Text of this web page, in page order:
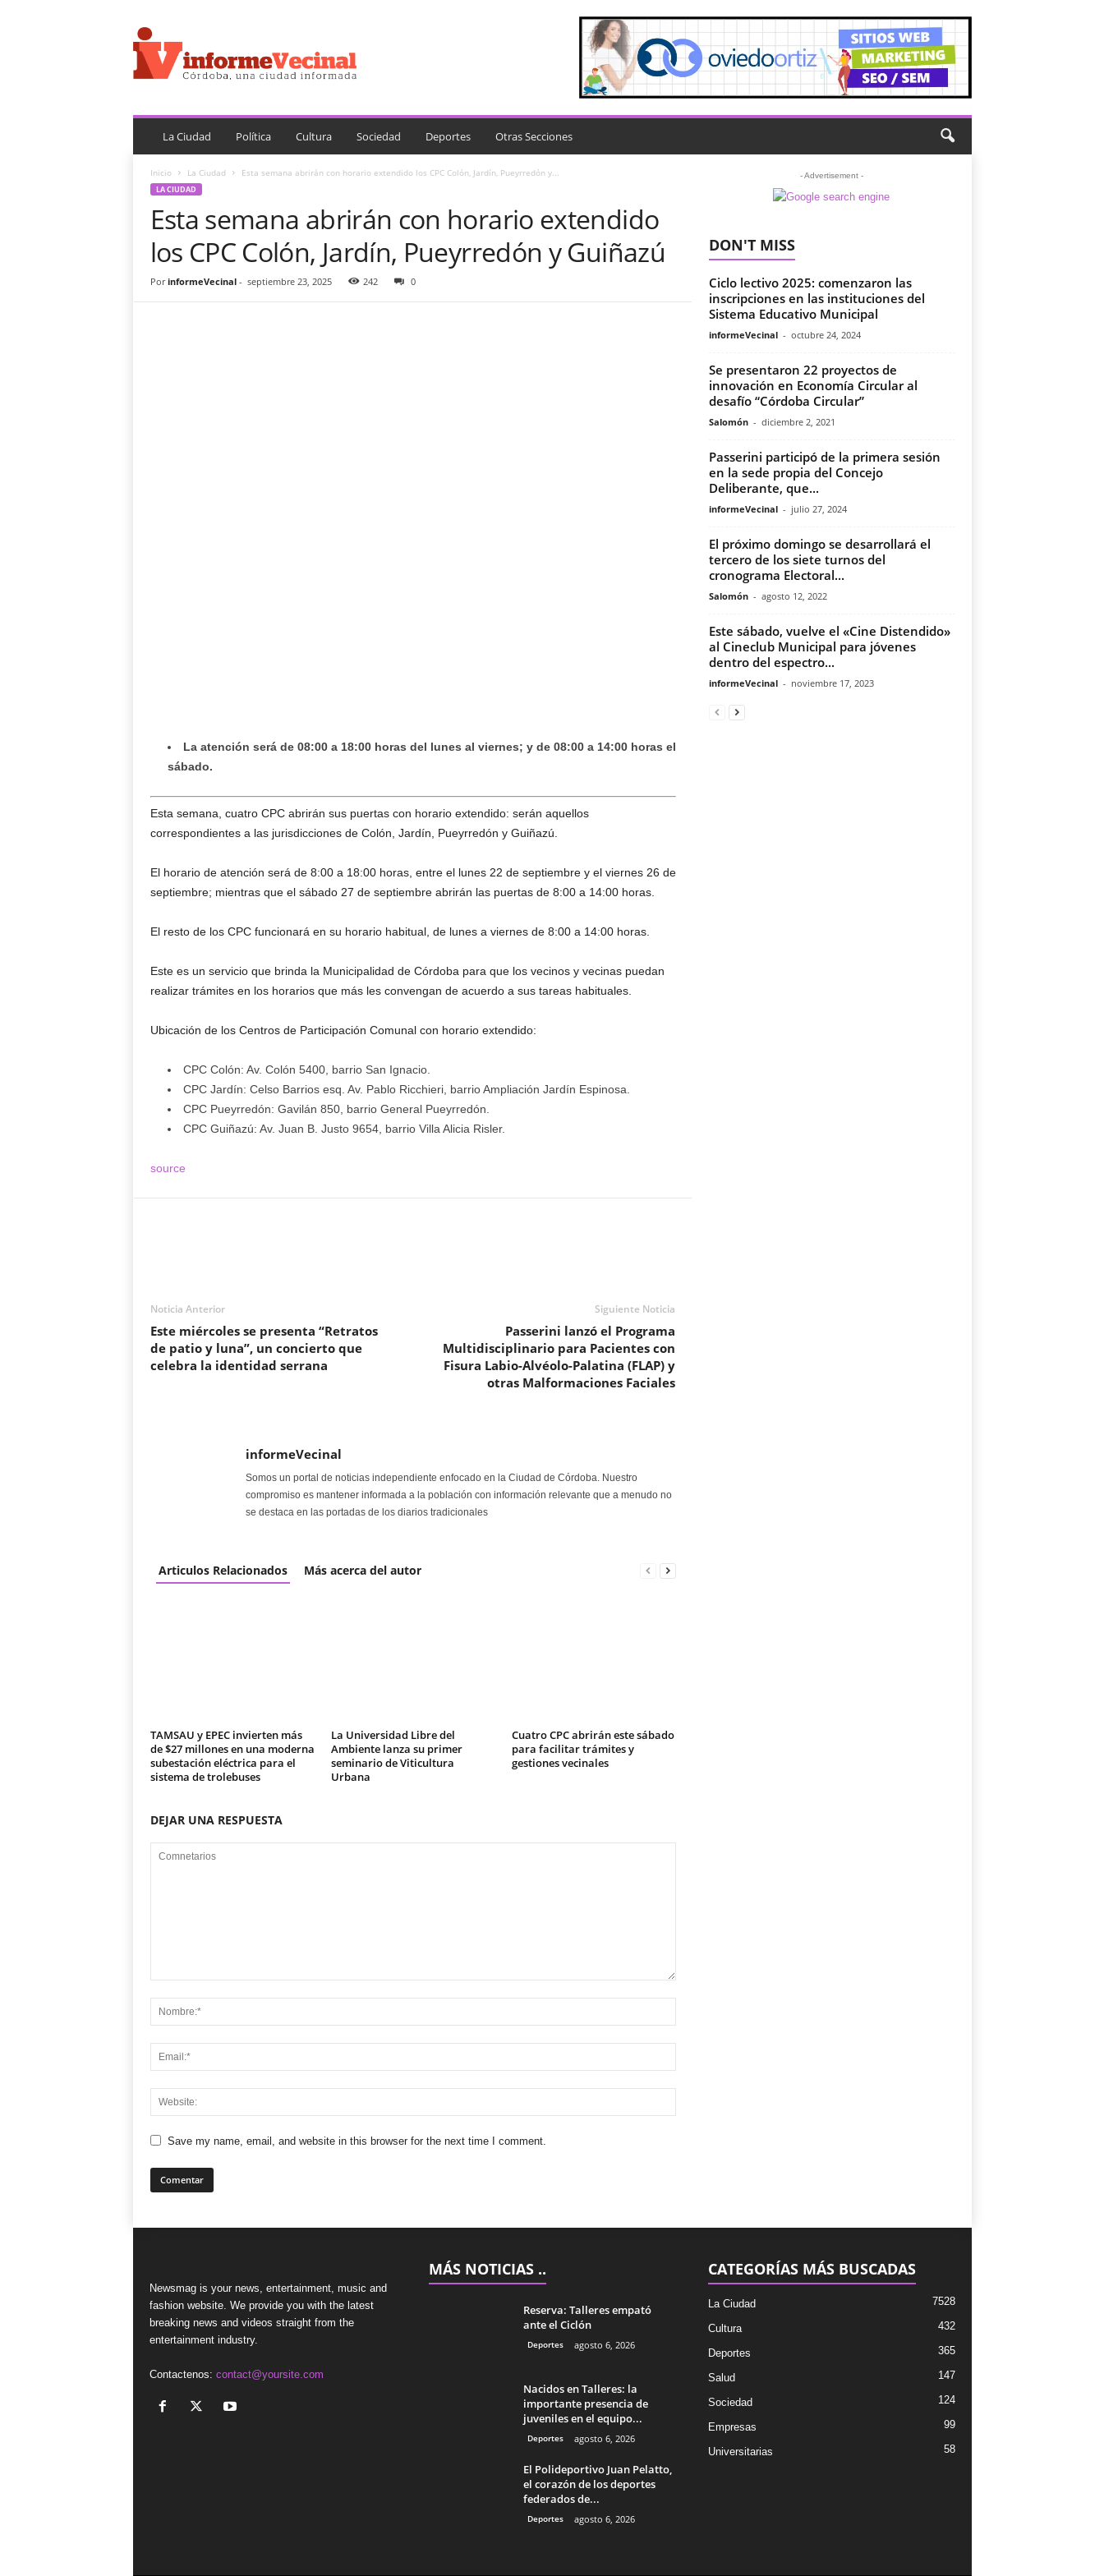
n
f
o
e
e
La Ciudad Política Cultura Sociedad Deportes Otras Secciones
Inicio La Ciudad Esta semana abrirán con horario extendido los CPC Colón, Jardín, Pueyrredón y...
LA CIUDAD
Esta semana abrirán con horario extendido
los CPC Colón, Jardín, Pueyrredón y Guiñazú
Por informeVecinal- septiembre 23, 2025 242 0
La atención será de 08:00 a 18:00 horas del lunes al viernes; y de 08:00 a 14:00 horas el
sábado.
Esta semana, cuatro CPC abrirán sus puertas con horario extendido: serán aquellos
correspondientes a las jurisdicciones de Colón, Jardín, Pueyrredón y Guiñazú.
El horario de atención será de 8:00 a 18:00 horas, entre el lunes 22 de septiembre y el viernes 26 de
septiembre; mientras que el sábado 27 de septiembre abrirán las puertas de 8:00 a 14:00 horas.
El resto de los CPC funcionará en su horario habitual, de lunes a viernes de 8:00 a 14:00 horas.
Este es un servicio que brinda la Municipalidad de Córdoba para que los vecinos y vecinas puedan
realizar trámites en los horarios que más les convengan de acuerdo a sus tareas habituales.
Ubicación de los Centros de Participación Comunal con horario extendido:
CPC Colón: Av. Colón 5400, barrio San Ignacio.
CPC Jardín: Celso Barrios esq. Av. Pablo Ricchieri, barrio Ampliación Jardín Espinosa.
CPC Pueyrredón: Gavilán 850, barrio General Pueyrredón.
CPC Guiñazú: Av. Juan B. Justo 9654, barrio Villa Alicia Risler.
source
Noticia Anterior
Este miércoles se presenta “Retratos
de patio y luna”, un concierto que
celebra la identidad serrana
Siguiente Noticia
Passerini lanzó el Programa
Multidisciplinario para Pacientes con
Fisura Labio-Alvéolo-Palatina (FLAP) y
otras Malformaciones Faciales
informeVecinal
Somos un portal de noticias independiente enfocado en la Ciudad de Córdoba. Nuestro
compromiso es mantener informada a la población con información relevante que a menudo no
se destaca en las portadas de los diarios tradicionales
Articulos Relacionados Más acerca del autor
TAMSAU y EPEC invierten más
de $27 millones en una moderna
subestación eléctrica para el
sistema de trolebuses
La Universidad Libre del
Ambiente lanza su primer
seminario de Viticultura
Urbana
Cuatro CPC abrirán este sábado
para facilitar trámites y
gestiones vecinales
DEJAR UNA RESPUESTA
Save my name, email, and website in this browser for the next time I comment.
- Advertisement -
DON'T MISS
Ciclo lectivo 2025: comenzaron las
inscripciones en las instituciones del
Sistema Educativo Municipal
informeVecinal - octubre 24, 2024
Se presentaron 22 proyectos de
innovación en Economía Circular al
desafío “Córdoba Circular”
Salomón - diciembre 2, 2021
Passerini participó de la primera sesión
en la sede propia del Concejo
Deliberante, que...
informeVecinal - julio 27, 2024
El próximo domingo se desarrollará el
tercero de los siete turnos del
cronograma Electoral...
Salomón - agosto 12, 2022
Este sábado, vuelve el «Cine Distendido»
al Cineclub Municipal para jóvenes
dentro del espectro...
informeVecinal - noviembre 17, 2023
Newsmag is your news, entertainment, music and
fashion website. We provide you with the latest
breaking news and videos straight from the
entertainment industry.
Contactenos: contact@yoursite.com
MÁS NOTICIAS ..
Reserva: Talleres empató
ante el Ciclón
Deportes agosto 6, 2026
Nacidos en Talleres: la
importante presencia de
juveniles en el equipo...
Deportes agosto 6, 2026
El Polideportivo Juan Pelatto,
el corazón de los deportes
federados de...
Deportes agosto 6, 2026
CATEGORÍAS MÁS BUSCADAS
La Ciudad 7528
Cultura 432
Deportes 365
Salud 147
Sociedad 124
Empresas 99
Universitarias 58